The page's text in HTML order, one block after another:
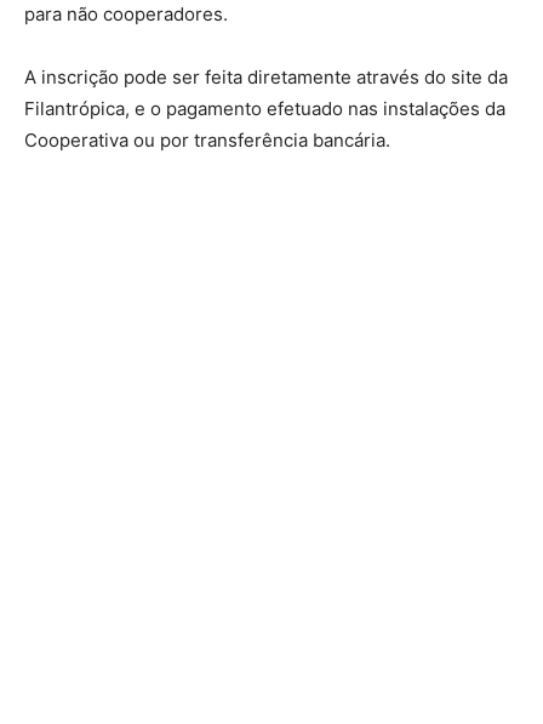
para não cooperadores.
A inscrição pode ser feita diretamente através do site da
Filantrópica, e o pagamento efetuado nas instalações da
Cooperativa ou por transferência bancária.